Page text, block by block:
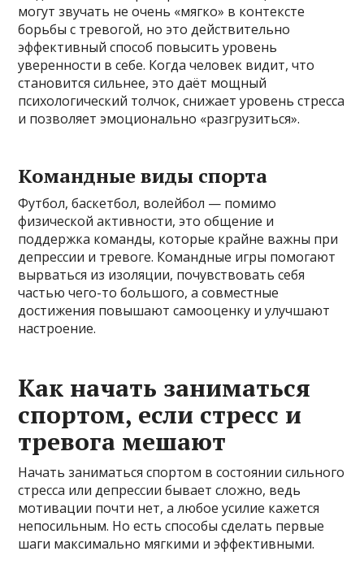
могут звучать не очень «мягко» в контексте
борьбы с тревогой, но это действительно
эффективный способ повысить уровень
уверенности в себе. Когда человек видит, что
становится сильнее, это даёт мощный
психологический толчок, снижает уровень стресса
и позволяет эмоционально «разгрузиться».
Командные виды спорта
Футбол, баскетбол, волейбол — помимо
физической активности, это общение и
поддержка команды, которые крайне важны при
депрессии и тревоге. Командные игры помогают
вырваться из изоляции, почувствовать себя
частью чего-то большого, а совместные
достижения повышают самооценку и улучшают
настроение.
Как начать заниматься
спортом, если стресс и
тревога мешают
Начать заниматься спортом в состоянии сильного
стресса или депрессии бывает сложно, ведь
мотивации почти нет, а любое усилие кажется
непосильным. Но есть способы сделать первые
шаги максимально мягкими и эффективными.